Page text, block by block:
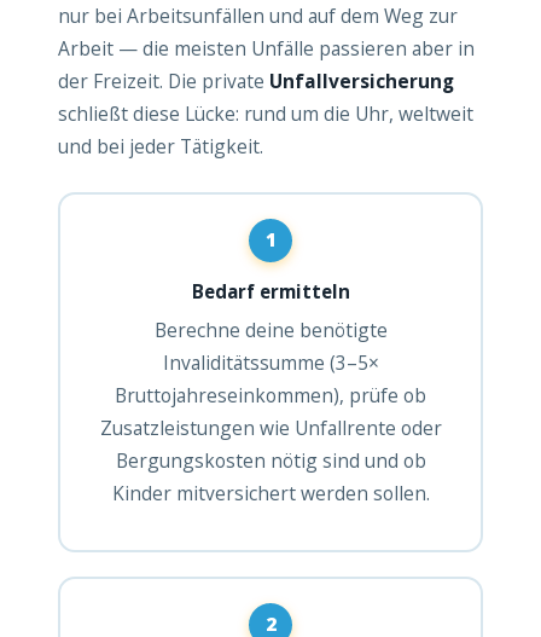
nur bei Arbeitsunfällen und auf dem Weg zur
Arbeit — die meisten Unfälle passieren aber in
der Freizeit. Die private Unfallversicherung
schließt diese Lücke: rund um die Uhr, weltweit
und bei jeder Tätigkeit.
1
Bedarf ermitteln
Berechne deine benötigte
Invaliditätssumme (3–5×
Bruttojahreseinkommen), prüfe ob
Zusatzleistungen wie Unfallrente oder
Bergungskosten nötig sind und ob
Kinder mitversichert werden sollen.
2